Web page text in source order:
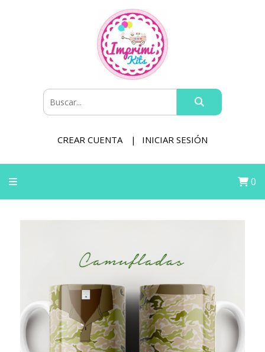
CREAR CUENTA INICIAR SESIÓN
0